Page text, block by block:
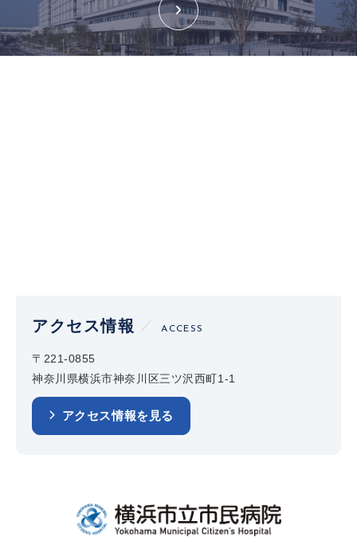
アクセス情報 ACCESS
〒221-0855
神奈川県横浜市神奈川区三ツ沢西町1-1
アクセス情報を見る